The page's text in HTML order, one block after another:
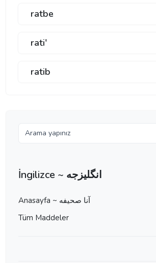
ratbe
rati'
ratib
İngilizce ~ انگلیزجه
Anasayfa ~ آنا صحيفه
Tüm Maddeler